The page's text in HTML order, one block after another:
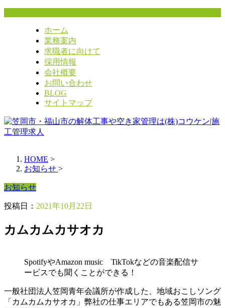
ホーム
業務案内
求職者に向けて
採用情報
会社概要
お問い合わせ
BLOG
サイトマップ
HOME >
お知らせ >
お知らせ
投稿日： 2021年10月22日
カムカムカサオカ
SpotifyやAmazon music TikTokなどの音楽配信サ
ービスでも聞くことができる！
一般社団法人笠岡青年会議所が作成した、地域おこしソング
「カムカムカサオカ」弊社の仕事エリアでもある笠岡市の魅